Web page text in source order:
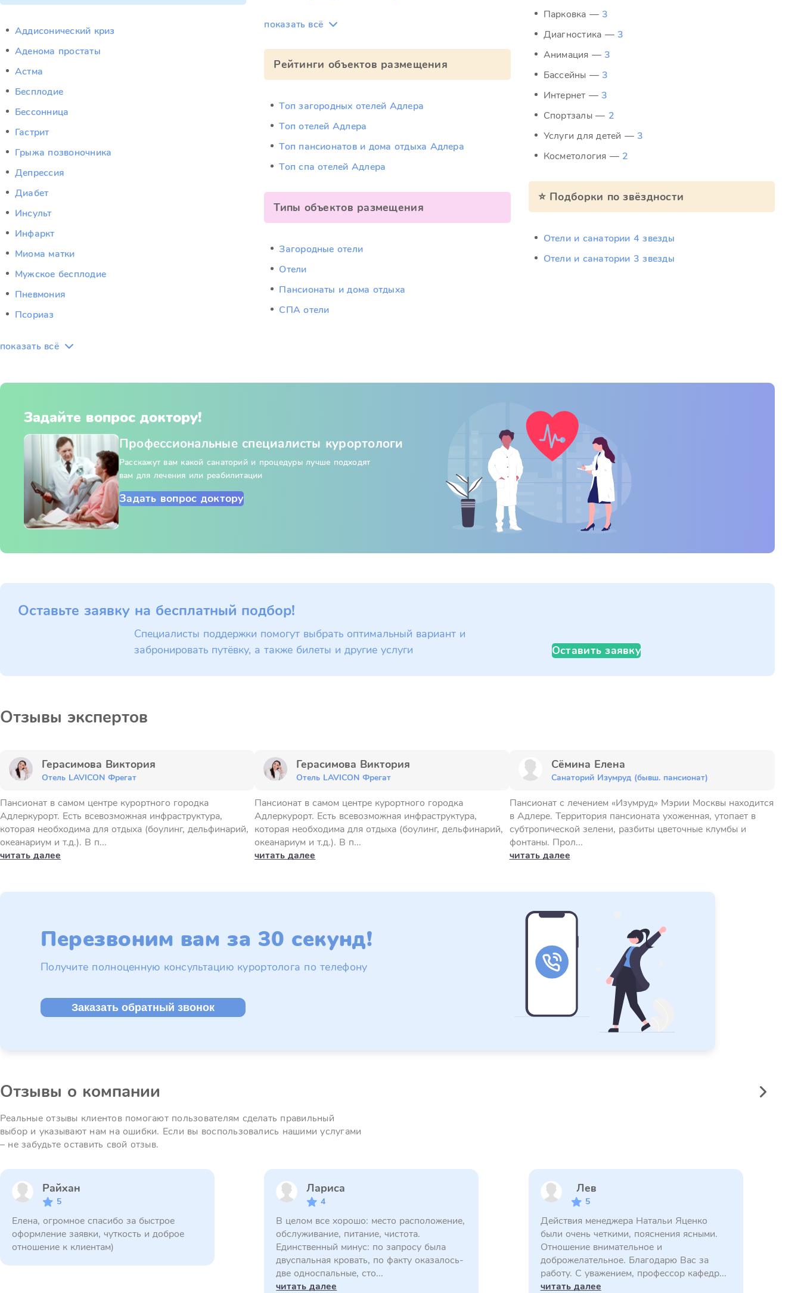
Аддисонический криз
Аденома простаты
Астма
Бесплодие
Бессонница
Гастрит
Грыжа позвоночника
Депрессия
Диабет
Инсульт
Инфаркт
Миома матки
Мужское бесплодие
Пневмония
Псориаз
показать всё
показать всё
Рейтинги объектов размещения
Топ загородных отелей Адлера
Топ отелей Адлера
Топ пансионатов и дома отдыха Адлера
Топ спа отелей Адлера
Типы объектов размещения
Загородные отели
Отели
Пансионаты и дома отдыха
СПА отели
Парковка — 3
Диагностика — 3
Анимация — 3
Бассейны — 3
Интернет — 3
Спортзалы — 2
Услуги для детей — 3
Косметология — 2
⭐ Подборки по звёздности
Отели и санатории 4 звезды
Отели и санатории 3 звезды
Задайте вопрос доктору!
Профессиональные специалисты курортологи
Расскажут вам какой санаторий и процедуры лучше подходят
вам для лечения или реабилитации
Задать вопрос доктору
Оставьте заявку на бесплатный подбор!
Специалисты поддержки помогут выбрать оптимальный вариант и
забронировать путёвку, а также билеты и другие услуги
Оставить заявку
Отзывы экспертов
Герасимова Виктория
Отель LAVICON Фрегат
Пансионат в самом центре курортного городка
Адлеркурорт. Есть всевозможная инфраструктура,
которая необходима для отдыха (боулинг, дельфинарий,
океанариум и т.д.). В п...
читать далее
Герасимова Виктория
Отель LAVICON Фрегат
Пансионат в самом центре курортного городка
Адлеркурорт. Есть всевозможная инфраструктура,
которая необходима для отдыха (боулинг, дельфинарий,
океанариум и т.д.). В п...
читать далее
Сёмина Елена
Санаторий Изумруд (бывш. пансионат)
Пансионат с лечением «Изумруд» Мэрии Москвы находится
в Адлере. Территория пансионата ухоженная, утопает в
субтропической зелени, разбиты цветочные клумбы и
фонтаны. Прол...
читать далее
Перезвоним вам за 30 секунд!
Получите полноценную консультацию курортолога по телефону
Заказать обратный звонок
Отзывы о компании
Реальные отзывы клиентов помогают пользователям сделать правильный
выбор и указывают нам на ошибки. Если вы воспользовались нашими услугами
– не забудьте оставить свой отзыв.
Райхан
5
Елена, огромное спасибо за быстрое
оформление заявки, чуткость и доброе
отношение к клиентам)
Лариса
4
В целом все хорошо: место расположение,
обслуживание, питание, чистота.
Единственный минус: по запросу была
двуспальная кровать, по факту оказалось-
две односпальные, сто...
читать далее
Лев
5
Действия менеджера Натальи Яценко
были очень четкими, пояснения ясными.
Отношение внимательное и
доброжелательное. Благодарю Вас за
работу. С уважением, профессор кафедр...
читать далее